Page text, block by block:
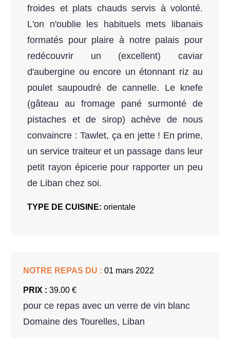
froides et plats chauds servis à volonté.
L'on n'oublie les habituels mets libanais
formatés pour plaire à notre palais pour
redécouvrir un (excellent) caviar
d'aubergine ou encore un étonnant riz au
poulet saupoudré de cannelle. Le knefe
(gâteau au fromage pané surmonté de
pistaches et de sirop) achève de nous
convaincre : Tawlet, ça en jette ! En prime,
un service traiteur et un passage dans leur
petit rayon épicerie pour rapporter un peu
de Liban chez soi.
TYPE DE CUISINE: orientale
NOTRE REPAS DU : 01 mars 2022
PRIX : 39.00 €
pour ce repas avec un verre de vin blanc
Domaine des Tourelles, Liban